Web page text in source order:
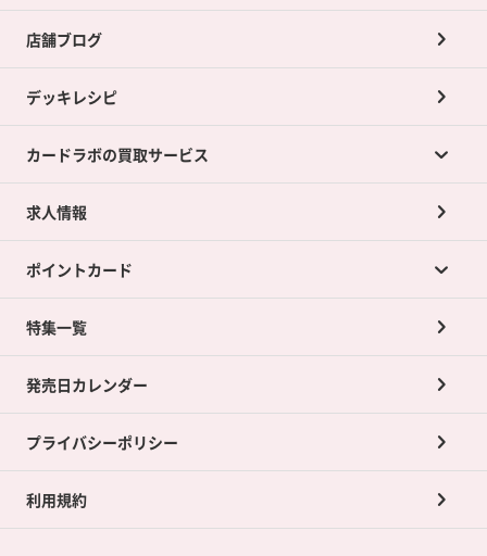
店舗ブログ
デッキレシピ
カードラボの買取サービス
カードラボの買取サービスTOP
店舗買取について
ネット買取について
買取承諾書について
求人情報
ポイントカード
ポイントカードTOP
ポイント交換景品
特集一覧
発売日カレンダー
プライバシーポリシー
利用規約